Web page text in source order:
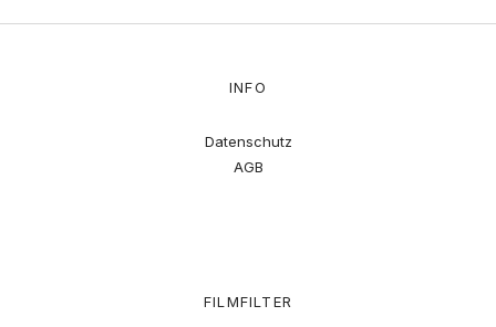
INFO
Datenschutz
AGB
FILMFILTER